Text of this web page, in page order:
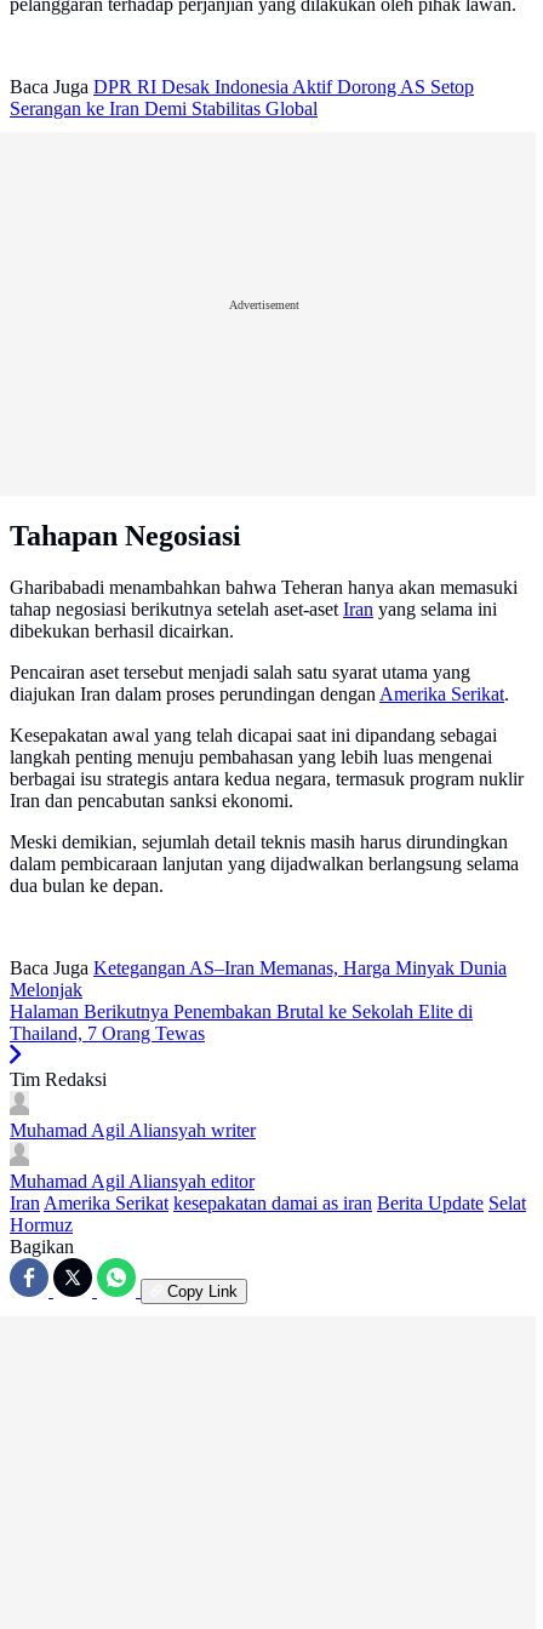
pelanggaran terhadap perjanjian yang dilakukan oleh pihak lawan.
Baca Juga DPR RI Desak Indonesia Aktif Dorong AS Setop
Serangan ke Iran Demi Stabilitas Global
Advertisement
Tahapan Negosiasi
Gharibabadi menambahkan bahwa Teheran hanya akan memasuki
tahap negosiasi berikutnya setelah aset-aset Iran yang selama ini
dibekukan berhasil dicairkan.
Pencairan aset tersebut menjadi salah satu syarat utama yang
diajukan Iran dalam proses perundingan dengan Amerika Serikat.
Kesepakatan awal yang telah dicapai saat ini dipandang sebagai
langkah penting menuju pembahasan yang lebih luas mengenai
berbagai isu strategis antara kedua negara, termasuk program nuklir
Iran dan pencabutan sanksi ekonomi.
Meski demikian, sejumlah detail teknis masih harus dirundingkan
dalam pembicaraan lanjutan yang dijadwalkan berlangsung selama
dua bulan ke depan.
Baca Juga Ketegangan AS–Iran Memanas, Harga Minyak Dunia
Melonjak
Halaman Berikutnya Penembakan Brutal ke Sekolah Elite di
Thailand, 7 Orang Tewas
Tim Redaksi
Muhamad Agil Aliansyah writer
Muhamad Agil Aliansyah editor
Iran Amerika Serikat kesepakatan damai as iran Berita Update Selat
Hormuz
Bagikan
Copy Link